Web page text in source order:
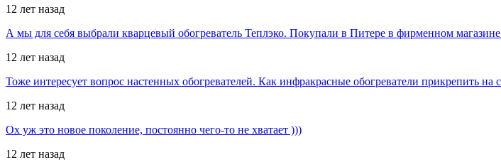
12 лет назад
А мы для себя выбрали кварцевый обогреватель Теплэко. Покупали в Питере в фирменном
12 лет назад
Тоже интересует вопрос настенных обогревателей. Как инфракрасные обогреватели прикрепить на
12 лет назад
Ох уж это новое поколение, постоянно чего-то не хватает )))
12 лет назад